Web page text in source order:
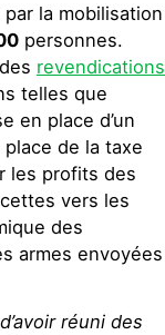
la mobilisation
personnes.
revendications
telles que
en place d’un
de la taxe
les profits des
vers les
des
armes envoyées
réuni des